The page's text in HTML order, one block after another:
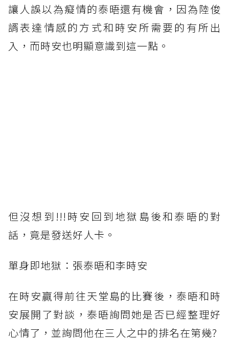
讓人誤以為癡情的泰晤還有機會，因為陸俊
諝表達情感的方式和時安所需要的有所出
入，而時安也明顯意識到這一點。
但沒想到!!!時安回到地獄島後和泰晤的對
話，竟是發送好人卡。
單身即地獄：張泰晤和李時安
在時安贏得前往天堂島的比賽後，泰晤和時
安展開了對談，泰晤詢問她是否已經整理好
心情了，並詢問他在三人之中的排名在第幾?